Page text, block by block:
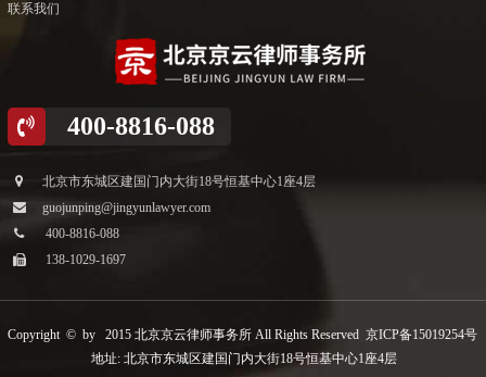
联系我们
400-8816-088
北京市东城区建国门内大街18号恒基中心1座4层
guojunping@jingyunlawyer.com
400-8816-088
138-1029-1697
Copyright © by 2015 北京京云律师事务所 All Rights Reserved京ICP备15019254号
地址: 北京市东城区建国门内大街18号恒基中心1座4层